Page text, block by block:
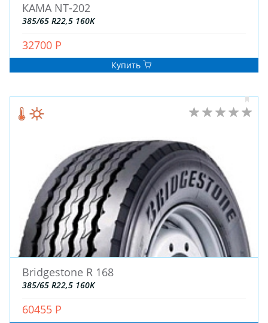
АККУМУЛЯТОРЫ
КАМА NT-202
385/65 R22,5 160K
32700 Р
Купить
Bridgestone R 168
385/65 R22,5 160K
60455 Р